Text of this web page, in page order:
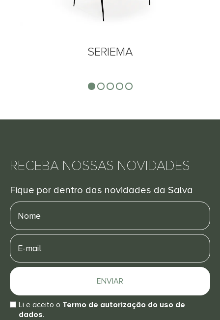
RECEBA NOSSAS NOVIDADES
Fique por dentro das novidades da Salva
Nome
E-
mail
ENVIAR
Li e aceito o Termo de autorização do uso de
dados.